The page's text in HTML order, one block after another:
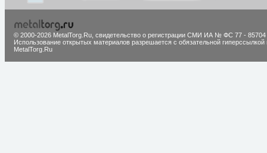
© 2000-2026 MetalTorg.Ru, cвидетельство о регистрации СМИ ИА № ФС 77 - 85704
Использование открытых материалов разрешается с обязательной гиперссылкой
MetalTorg.Ru